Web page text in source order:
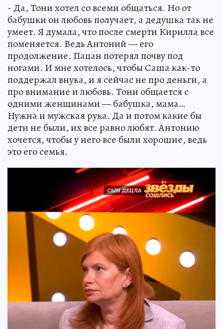
- Да, Тони хотел со всеми общаться. Но от
бабушки он любовь получает, а дедушка так не
умеет. Я думала, что после смерти Кирилла все
поменяется. Ведь Антоний — его
продолжение. Пацан потерял почву под
ногами. И мне хотелось, чтобы Саша как-то
поддержал внука, и я сейчас не про деньги, а
про внимание и любовь. Тони общается с
одними женщинами — бабушка, мама…
Нужна и мужская рука. Да и потом какие бы
дети не были, их все равно любят. Антонию
хочется, чтобы у него все были хорошие, ведь
это его семья.